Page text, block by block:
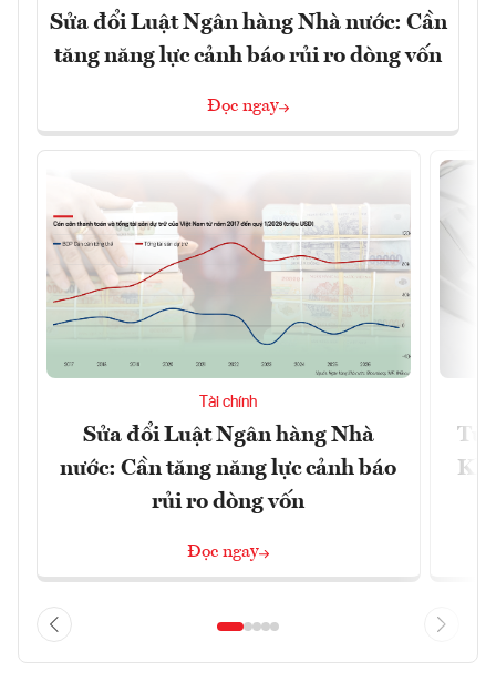
Sửa đổi Luật Ngân hàng Nhà nước: Cần
tăng năng lực cảnh báo rủi ro dòng vốn
Đọc ngay
Tài chính
Sửa đổi Luật Ngân hàng Nhà
nước: Cần tăng năng lực cảnh báo
rủi ro dòng vốn
Đọc ngay
Từ